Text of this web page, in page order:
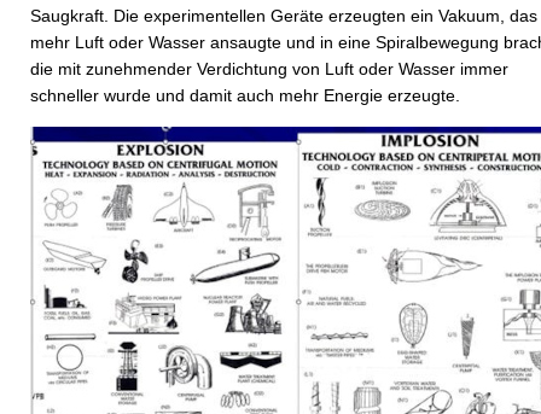
Saugkraft. Die experimentellen Geräte erzeugten ein Vakuum, das
mehr Luft oder Wasser ansaugte und in eine Spiralbewegung
die mit zunehmender Verdichtung von Luft oder Wasser immer
schneller wurde und damit auch mehr Energie erzeugte.